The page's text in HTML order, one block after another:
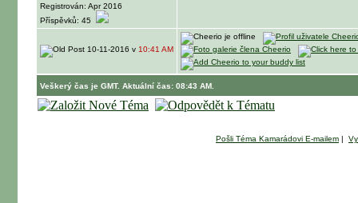
Registrován: Apr 2016
Příspěvků: 45
10-11-2016 v 10:41 AM
Veškerý čas je GMT. Aktuální čas: 08:43 AM.
Pošli Téma Kamarádovi E-mailem |